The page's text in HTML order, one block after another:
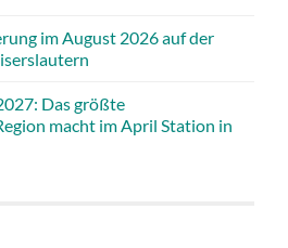
im August 2026 auf der
Das größte
macht im April Station in